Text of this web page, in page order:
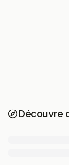
Découvre